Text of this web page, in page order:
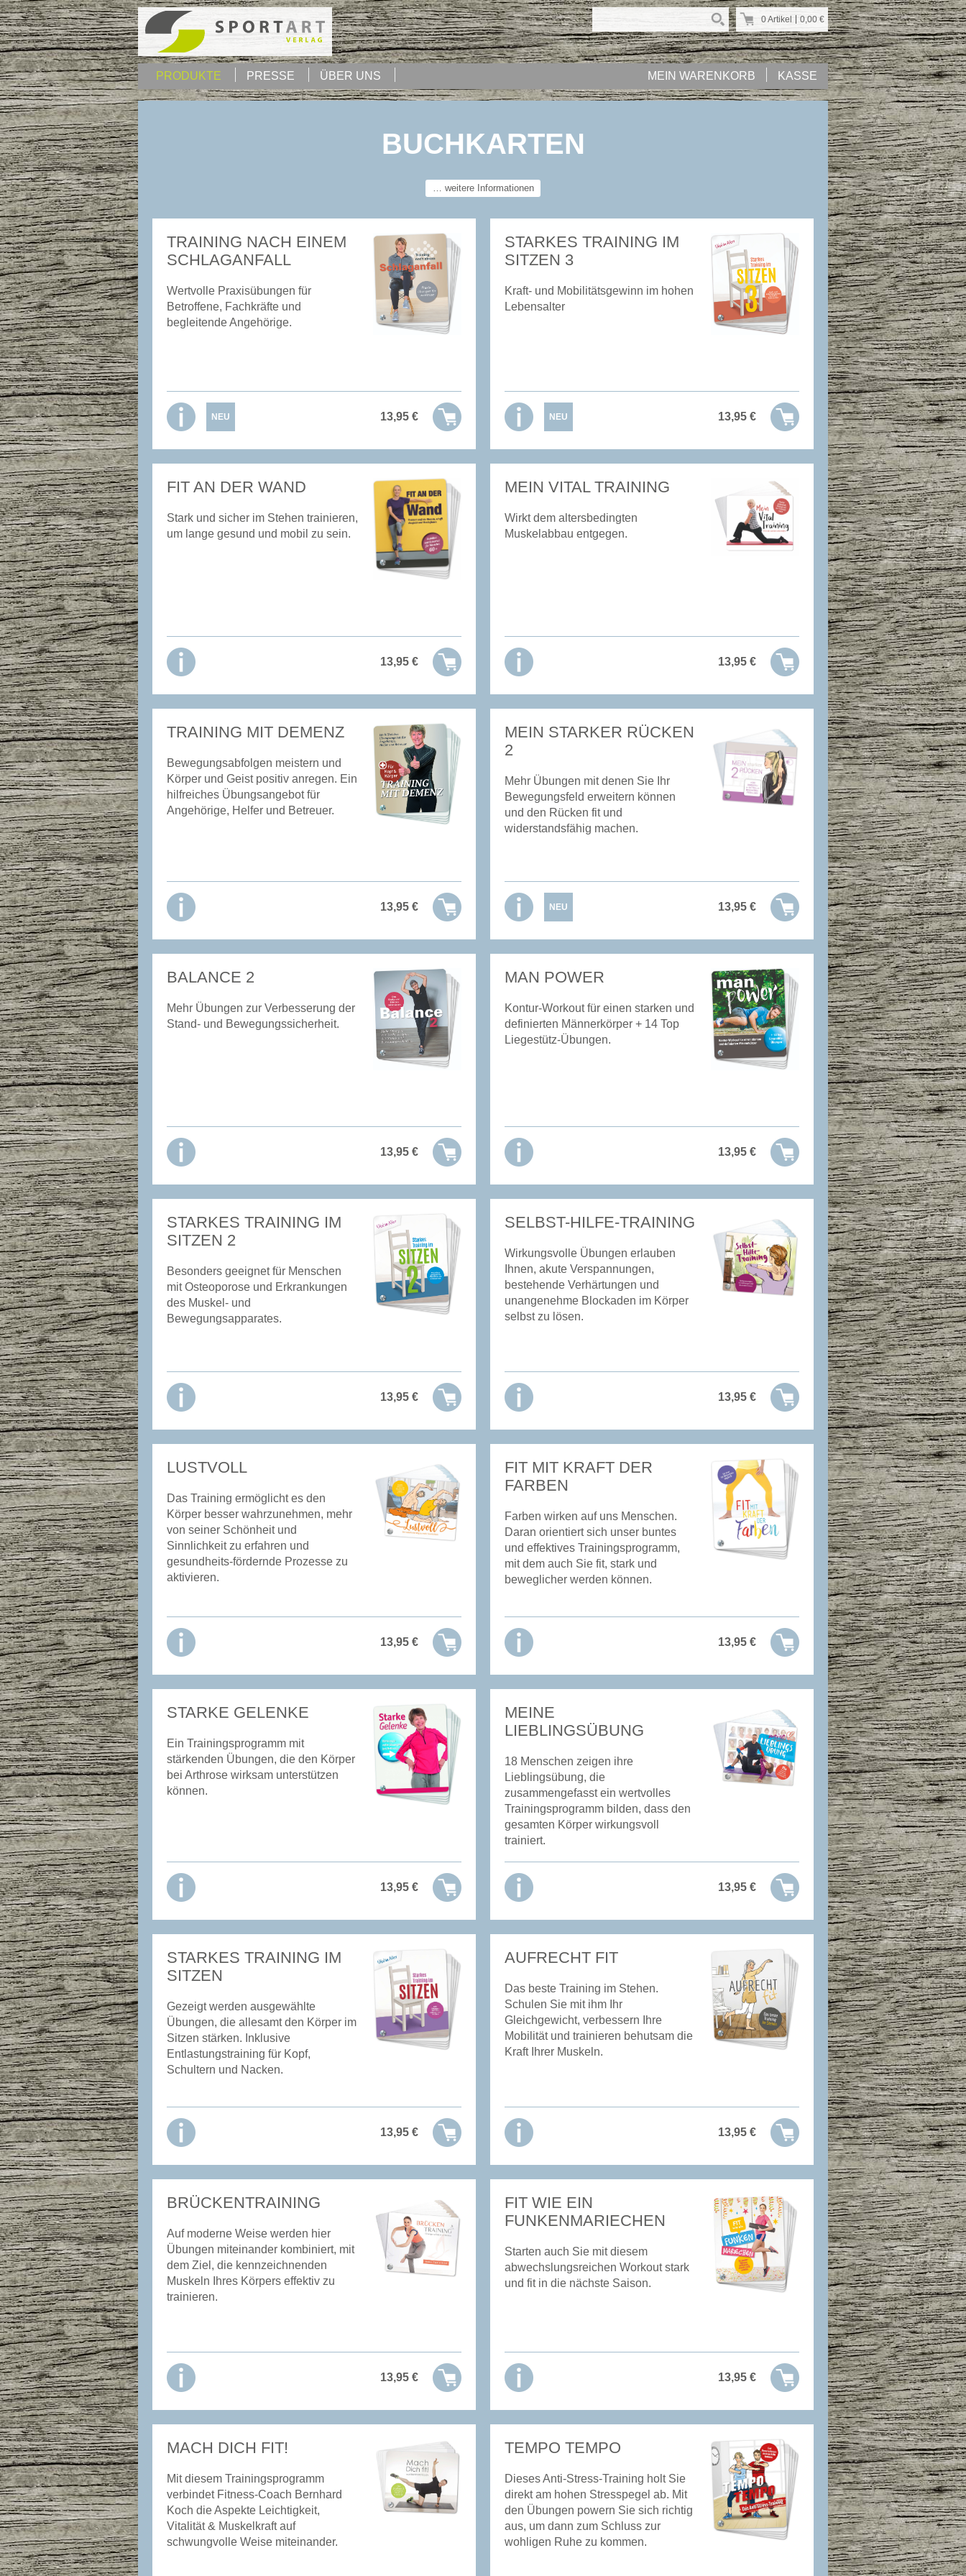
0 Artikel 0,00 €
PRODUKTE PRESSE ÜBER UNS MEIN WARENKORB KASSE
BUCHKARTEN
… weitere Informationen
TRAINING NACH EINEM
SCHLAGANFALL
Wertvolle Praxisübungen für
Betroffene, Fachkräfte und
begleitende Angehörige.
NEU 13,95 €
STARKES TRAINING IM
SITZEN 3
Kraft- und Mobilitätsgewinn im hohen
Lebensalter
NEU 13,95 €
FIT AN DER WAND
Stark und sicher im Stehen trainieren,
um lange gesund und mobil zu sein.
13,95 €
MEIN VITAL TRAINING
Wirkt dem altersbedingten
Muskelabbau entgegen.
13,95 €
TRAINING MIT DEMENZ
Bewegungsabfolgen meistern und
Körper und Geist positiv anregen. Ein
hilfreiches Übungsangebot für
Angehörige, Helfer und Betreuer.
13,95 €
MEIN STARKER RÜCKEN
2
Mehr Übungen mit denen Sie Ihr
Bewegungsfeld erweitern können
und den Rücken fit und
widerstandsfähig machen.
NEU 13,95 €
BALANCE 2
Mehr Übungen zur Verbesserung der
Stand- und Bewegungssicherheit.
13,95 €
MAN POWER
Kontur-Workout für einen starken und
definierten Männerkörper + 14 Top
Liegestütz-Übungen.
13,95 €
STARKES TRAINING IM
SITZEN 2
Besonders geeignet für Menschen
mit Osteoporose und Erkrankungen
des Muskel- und
Bewegungsapparates.
13,95 €
SELBST-HILFE-TRAINING
Wirkungsvolle Übungen erlauben
Ihnen, akute Verspannungen,
bestehende Verhärtungen und
unangenehme Blockaden im Körper
selbst zu lösen.
13,95 €
LUSTVOLL
Das Training ermöglicht es den
Körper besser wahrzunehmen, mehr
von seiner Schönheit und
Sinnlichkeit zu erfahren und
gesundheits-fördernde Prozesse zu
aktivieren.
13,95 €
FIT MIT KRAFT DER
FARBEN
Farben wirken auf uns Menschen.
Daran orientiert sich unser buntes
und effektives Trainingsprogramm,
mit dem auch Sie fit, stark und
beweglicher werden können.
13,95 €
STARKE GELENKE
Ein Trainingsprogramm mit
stärkenden Übungen, die den Körper
bei Arthrose wirksam unterstützen
können.
13,95 €
MEINE
LIEBLINGSÜBUNG
18 Menschen zeigen ihre
Lieblingsübung, die
zusammengefasst ein wertvolles
Trainingsprogramm bilden, dass den
gesamten Körper wirkungsvoll
trainiert.
13,95 €
STARKES TRAINING IM
SITZEN
Gezeigt werden ausgewählte
Übungen, die allesamt den Körper im
Sitzen stärken. Inklusive
Entlastungstraining für Kopf,
Schultern und Nacken.
13,95 €
AUFRECHT FIT
Das beste Training im Stehen.
Schulen Sie mit ihm Ihr
Gleichgewicht, verbessern Ihre
Mobilität und trainieren behutsam die
Kraft Ihrer Muskeln.
13,95 €
BRÜCKENTRAINING
Auf moderne Weise werden hier
Übungen miteinander kombiniert, mit
dem Ziel, die kennzeichnenden
Muskeln Ihres Körpers effektiv zu
trainieren.
13,95 €
FIT WIE EIN
FUNKENMARIECHEN
Starten auch Sie mit diesem
abwechslungsreichen Workout stark
und fit in die nächste Saison.
13,95 €
MACH DICH FIT!
Mit diesem Trainingsprogramm
verbindet Fitness-Coach Bernhard
Koch die Aspekte Leichtigkeit,
Vitalität & Muskelkraft auf
schwungvolle Weise miteinander.
TEMPO TEMPO
Dieses Anti-Stress-Training holt Sie
direkt am hohen Stresspegel ab. Mit
den Übungen powern Sie sich richtig
aus, um dann zum Schluss zur
wohligen Ruhe zu kommen.